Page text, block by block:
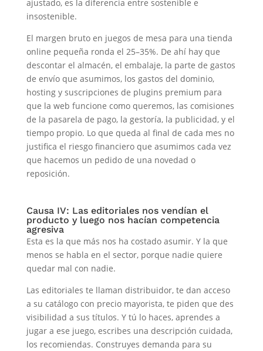
ajustado, es la diferencia entre sostenible e
insostenible.
El margen bruto en juegos de mesa para una tienda
online pequeña ronda el 25–35%. De ahí hay que
descontar el almacén, el embalaje, la parte de gastos
de envío que asumimos, los gastos del dominio,
hosting y suscripciones de plugins premium para
que la web funcione como queremos, las comisiones
de la pasarela de pago, la gestoría, la publicidad, y el
tiempo propio. Lo que queda al final de cada mes no
justifica el riesgo financiero que asumimos cada vez
que hacemos un pedido de una novedad o
reposición.
Causa IV: Las editoriales nos vendían el
producto y luego nos hacían competencia
agresiva
Esta es la que más nos ha costado asumir. Y la que
menos se habla en el sector, porque nadie quiere
quedar mal con nadie.
Las editoriales te llaman distribuidor, te dan acceso
a su catálogo con precio mayorista, te piden que des
visibilidad a sus títulos. Y tú lo haces, aprendes a
jugar a ese juego, escribes una descripción cuidada,
los recomiendas. Construyes demanda para su